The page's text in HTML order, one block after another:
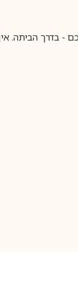
- בדרך הביתה.